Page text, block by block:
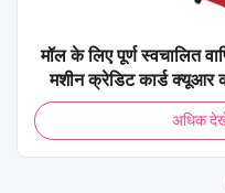
मॉल के लिए पूर्ण स्वचालित
मशीन क्रेडिट कार्ड क्यूआर
वेंडिंग
अधिक